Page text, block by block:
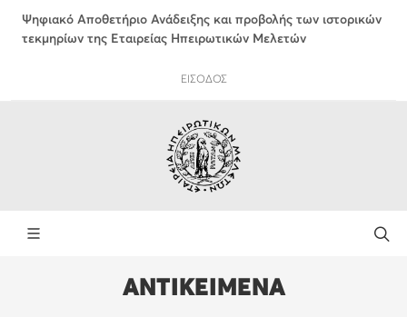
Ψηφιακό Αποθετήριο Ανάδειξης και προβολής των ιστορικών
τεκμηρίων της Εταιρείας Ηπειρωτικών Μελετών
ΕΙΣΟΔΟΣ
ΑΝΤΙΚΕΙΜΕΝΑ